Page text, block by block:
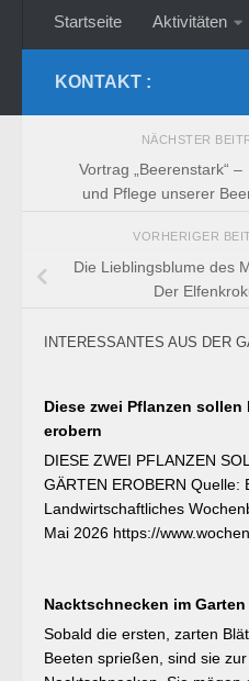
Startseite Aktivitäten
KONTAKT :
NÄCHSTER
Vortrag „Beerenstark“
und Pflege unserer
VORHERIGER
Die Lieblingsblume des
Der
INTERESSANTES AUS DER
Diese zwei Pflanzen sollen
erobern
DIESE ZWEI PFLANZEN
GÄRTEN EROBERN Quelle:
Landwirtschaftliches
Mai 2026 https://
Bayerische Pflanze des
Calibrachoa ‚Feenstaub‘
Hängeglöckchen-Sorte mit
Nacktschnecken im
Sobald die ersten, zarten
Beeten sprießen, sind sie